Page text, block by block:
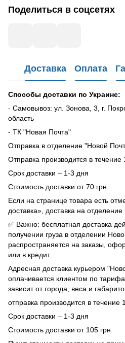
Поделиться в соцсетях
Доставка Оплата
Способы доставки по Украине:
- Самовывоз: ул. Зонова, 3, г.
область
- ТК "Новая Почта"
Отправка в отделение "Новой
Отправка производится в течение
Срок доставки – 1-3 дня
Стоимость доставки от 70 грн.
Если на странице товара есть
доставка», доставка на отделение
✅ Важно: бесплатная доставка
получении груза в отделении
распространяется на заказы,
или в кредит.
Адресная доставка курьером
оплачивается клиентом по
зависит от города, веса и
отправка производится в течение
Срок доставки – 1-3 дня
Стоимость доставки от 105 грн.